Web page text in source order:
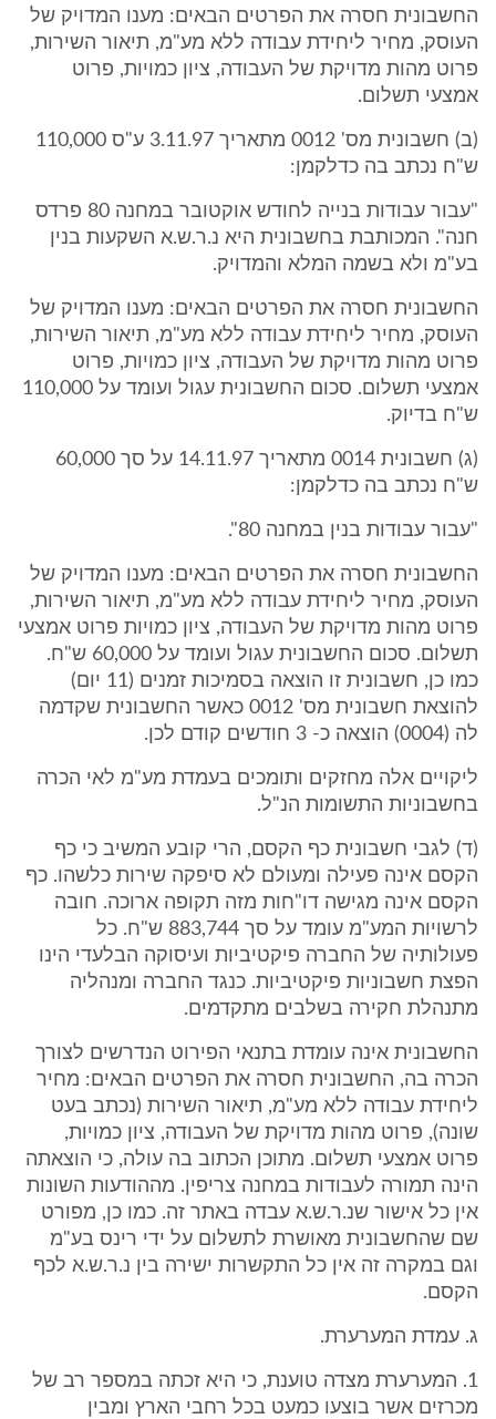
החשבונית חסרה את הפרטים הבאים: מענו המדויק של
העוסק, מחיר ליחידת עבודה ללא מע"מ, תיאור השירות,
פרוט מהות מדויקת של העבודה, ציון כמויות, פרוט
אמצעי תשלום.
(ב) חשבונית מס' 0012 מתאריך 3.11.97 ע"ס 110,000
ש"ח נכתב בה כדלקמן:
"עבור עבודות בנייה לחודש אוקטובר במחנה 80 פרדס
חנה". המכותבת בחשבונית היא נ.ר.ש.א השקעות בנין
בע"מ ולא בשמה המלא והמדויק.
החשבונית חסרה את הפרטים הבאים: מענו המדויק של
העוסק, מחיר ליחידת עבודה ללא מע"מ, תיאור השירות,
פרוט מהות מדויקת של העבודה, ציון כמויות, פרוט
אמצעי תשלום. סכום החשבונית עגול ועומד על 110,000
ש"ח בדיוק.
(ג) חשבונית 0014 מתאריך 14.11.97 על סך 60,000
ש"ח נכתב בה כדלקמן:
"עבור עבודות בנין במחנה 80".
החשבונית חסרה את הפרטים הבאים: מענו המדויק של
העוסק, מחיר ליחידת עבודה ללא מע"מ, תיאור השירות,
פרוט מהות מדויקת של העבודה, ציון כמויות פרוט אמצעי
תשלום. סכום החשבונית עגול ועומד על 60,000 ש"ח.
כמו כן, חשבונית זו הוצאה בסמיכות זמנים (11 יום)
להוצאת חשבונית מס' 0012 כאשר החשבונית שקדמה
לה (0004) הוצאה כ- 3 חודשים קודם לכן.
ליקויים אלה מחזקים ותומכים בעמדת מע"מ לאי הכרה
בחשבוניות התשומות הנ"ל.
(ד) לגבי חשבונית כף הקסם, הרי קובע המשיב כי כף
הקסם אינה פעילה ומעולם לא סיפקה שירות כלשהו. כף
הקסם אינה מגישה דו"חות מזה תקופה ארוכה. חובה
לרשויות המע"מ עומד על סך 883,744 ש"ח. כל
פעולותיה של החברה פיקטיביות ועיסוקה הבלעדי הינו
הפצת חשבוניות פיקטיביות. כנגד החברה ומנהליה
מתנהלת חקירה בשלבים מתקדמים.
החשבונית אינה עומדת בתנאי הפירוט הנדרשים לצורך
הכרה בה, החשבונית חסרה את הפרטים הבאים: מחיר
ליחידת עבודה ללא מע"מ, תיאור השירות (נכתב בעט
שונה), פרוט מהות מדויקת של העבודה, ציון כמויות,
פרוט אמצעי תשלום. מתוכן הכתוב בה עולה, כי הוצאתה
הינה תמורה לעבודות במחנה צריפין. מההודעות השונות
אין כל אישור שנ.ר.ש.א עבדה באתר זה. כמו כן, מפורט
שם שהחשבונית מאושרת לתשלום על ידי רינס בע"מ
וגם במקרה זה אין כל התקשרות ישירה בין נ.ר.ש.א לכף
הקסם.
ג. עמדת המערערת.
1. המערערת מצדה טוענת, כי היא זכתה במספר רב של
מכרזים אשר בוצעו כמעט בכל רחבי הארץ ומבין